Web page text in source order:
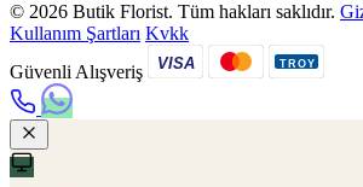
© 2026 Butik Florist. Tüm hakları saklıdır.
Kullanım Şartları Kvkk
Güvenli Alışveriş
VISA TROY